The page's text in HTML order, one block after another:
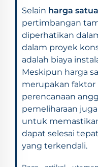
Selain harga
pertimbangan
diperhatikan
dalam proyek
adalah biaya
Meskipun harga
merupakan faktor
perencanaan
pemeliharaan
untuk
dapat selesai
yang terkendali.